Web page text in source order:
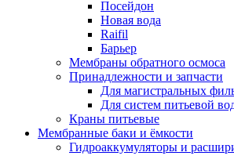
Посейдон
Новая вода
Raifil
Барьер
Мембраны обратного осмоса
Принадлежности и запчасти
Для магистральных
Для систем питьевой
Краны питьевые
Мембранные баки и ёмкости
Гидроаккумуляторы и